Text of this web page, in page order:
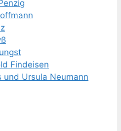
Findeisen
und Ursula Neumann